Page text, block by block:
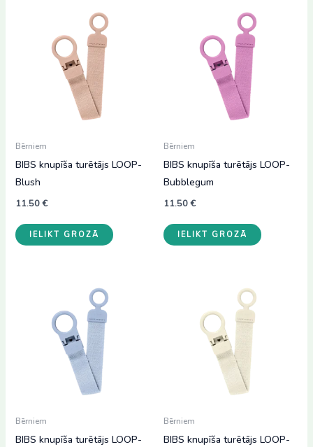
Bērniem
BIBS knupīša turētājs LOOP-
Blush
11.50€
IELIKT GROZĀ
Bērniem
BIBS knupīša turētājs LOOP-
Bubblegum
11.50€
IELIKT GROZĀ
Bērniem
BIBS knupīša turētājs LOOP-
Bērniem
BIBS knupīša turētājs LOOP-